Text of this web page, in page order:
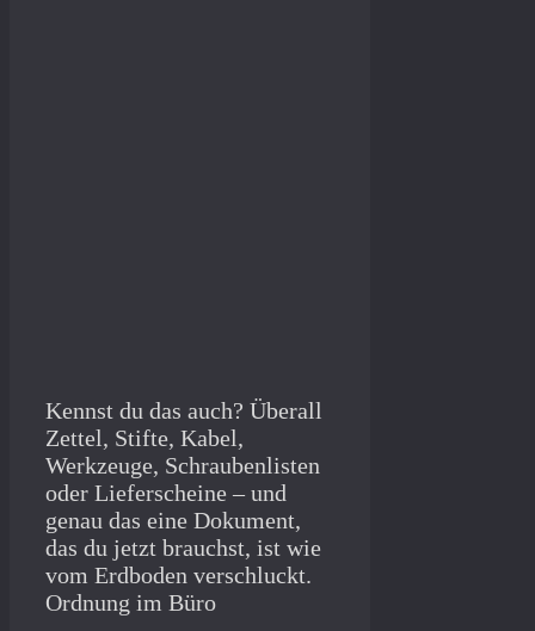
Kennst du das auch? Überall
Zettel, Stifte, Kabel,
Werkzeuge, Schraubenlisten
oder Lieferscheine – und
genau das eine Dokument,
das du jetzt brauchst, ist wie
vom Erdboden verschluckt.
Ordnung im Büro